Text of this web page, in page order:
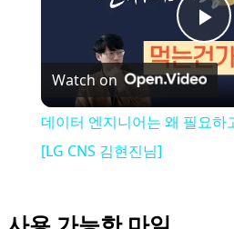
Watch on
데이터 엔지니어는 왜 필요하
[LG CNS 김현진님]